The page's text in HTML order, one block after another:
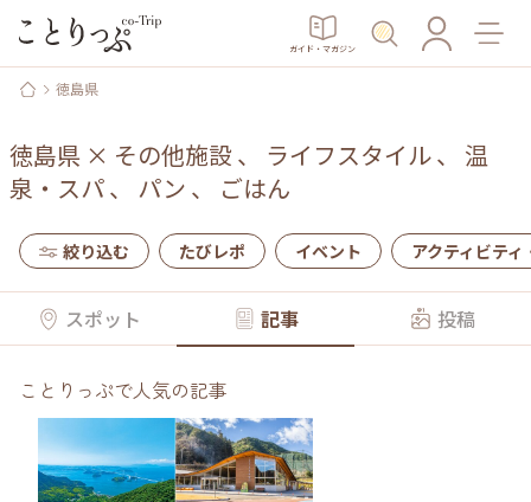
ガイド・マガジン
徳島県
徳島県 × その他施設、 ライフスタイル、 温
泉・スパ、 パン 、 ごはん
絞り込む たびレポ イベント アクティビティ
スポット 記事 投稿
ことりっぷで人気の記事